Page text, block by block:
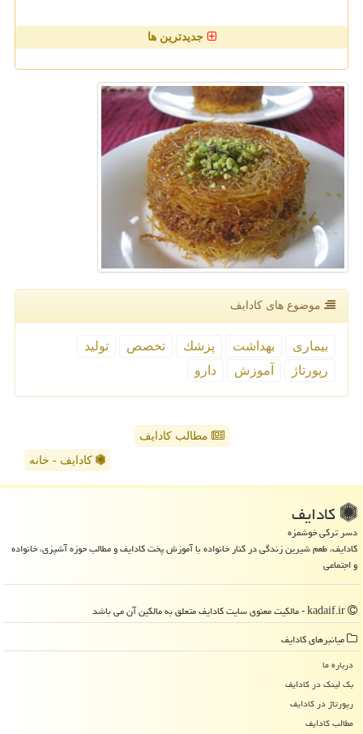
جدیدترین ها
موضوع های كادایف
بیماری بهداشت پزشك تخصص
تولید
رپورتاژ
آموزش دارو
مطالب کادایف
کادایف - خانه
كادایف
دسر ترکی خوشمزه
کادایف، طعم شیرین زندگی در کنار خانواده با آموزش پخت کادایف و مطالب حوزه آشپزی، خانواده
و اجتماعی
میانبرهای كادایف
درباره ما
بک لینک در كادایف
رپورتاژ در كادایف
مطالب كادایف